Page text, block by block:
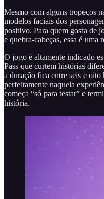
Mesmo com alguns tropeços
modelos faciais dos
positivo. Para quem gosta de
e quebra-cabeças, essa é uma
O jogo é altamente indicado
Pass que curtem histórias
a duração fica entre seis e
perfeitamente naquela
começa “só para testar” e
história.